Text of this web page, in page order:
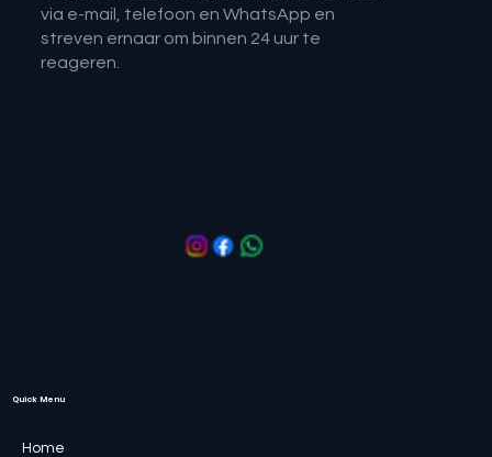
via e-mail, telefoon en WhatsApp en
streven ernaar om binnen 24 uur te
reageren.
Quick Menu
Home